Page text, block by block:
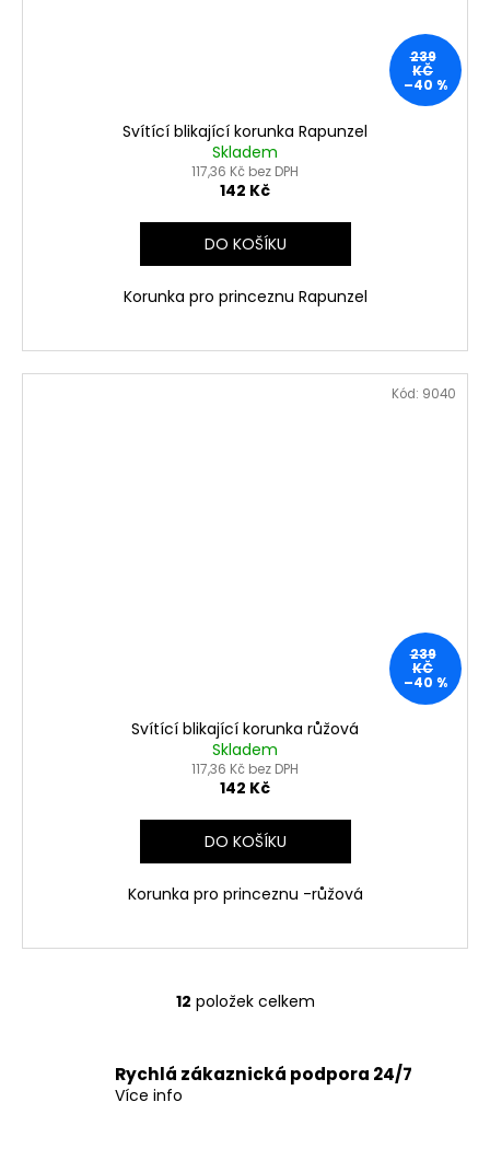
239
KČ
–40 %
Svítící blikající korunka Rapunzel
Skladem
117,36 Kč bez DPH
142 Kč
DO KOŠÍKU
Korunka pro princeznu Rapunzel
239
KČ
–40 %
Svítící blikající korunka růžová
Skladem
117,36 Kč bez DPH
142 Kč
DO KOŠÍKU
Korunka pro princeznu -růžová
Kód: 9040
O
l
á
12 položek celkem
Rychlá zákaznická podpora 24/7
Více info